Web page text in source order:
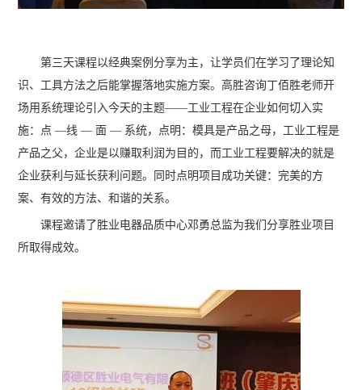
第三天课程以经典案例分享为主，让学员们在学习了理论知
识、工具方法之后能掌握落地实施方案。高胜咨询丁佰胜老师开
场用系统理论引入今天的主题——工业工程在企业如何切入实
施：点 —线 — 面 — 系统，点明：模具是产品之母，工业工程是
产品之父，企业是以赚取利润为目的，而工业工程要解决的就是
企业获利与延长获利问题。同时点明项目成功关键：完美的方
案、有效的方法、和谐的关系。
课程邀请了胜业电器品质中心邓勇总监为我们分享胜业项目
所取得成效。